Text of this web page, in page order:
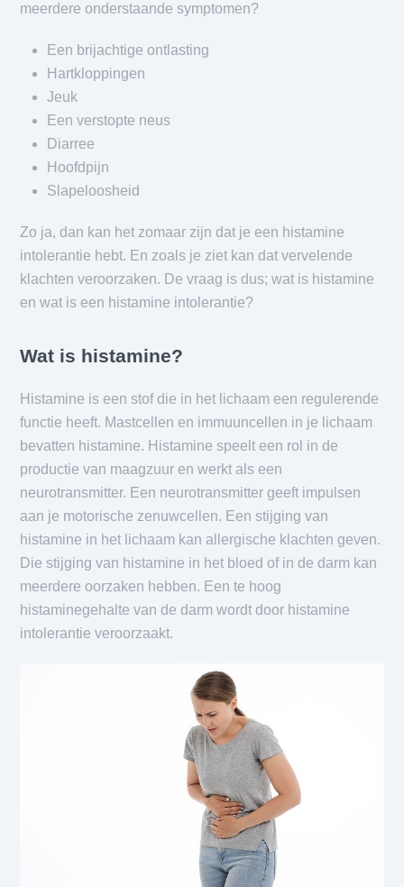
meerdere onderstaande symptomen?
Een brijachtige ontlasting
Hartkloppingen
Jeuk
Een verstopte neus
Diarree
Hoofdpijn
Slapeloosheid
Zo ja, dan kan het zomaar zijn dat je een histamine
intolerantie hebt. En zoals je ziet kan dat vervelende
klachten veroorzaken. De vraag is dus; wat is histamine
en wat is een histamine intolerantie?
Wat is histamine?
Histamine is een stof die in het lichaam een regulerende
functie heeft. Mastcellen en immuuncellen in je lichaam
bevatten histamine. Histamine speelt een rol in de
productie van maagzuur en werkt als een
neurotransmitter. Een neurotransmitter geeft impulsen
aan je motorische zenuwcellen. Een stijging van
histamine in het lichaam kan allergische klachten geven.
Die stijging van histamine in het bloed of in de darm kan
meerdere oorzaken hebben. Een te hoog
histaminegehalte van de darm wordt door histamine
intolerantie veroorzaakt.